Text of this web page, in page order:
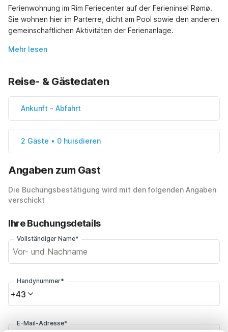
Ferienwohnung im Rim Feriecenter auf der Ferieninsel Rømø.
Sie wohnen hier im Parterre, dicht am Pool sowie den anderen
gemeinschaftlichen Aktivitäten der Ferienanlage.
Mehr lesen
Reise- & Gästedaten
Ankunft - Abfahrt
2 Gäste • 0 huisdieren
Angaben zum Gast
Die Buchungsbestätigung wird mit den folgenden Angaben
verschickt
Ihre Buchungsdetails
Vollständiger Name*
Handynummer*
+43
E-Mail-Adresse*